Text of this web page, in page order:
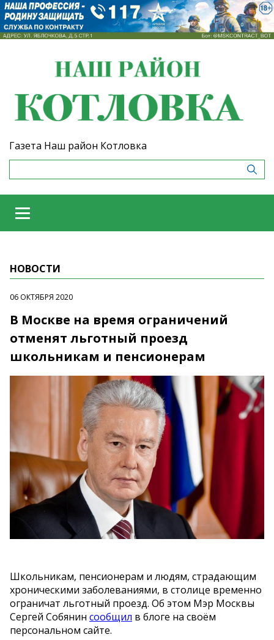
Газета Наш район Котловка
НОВОСТИ
06 ОКТЯБРЯ 2020
В Москве на время ограничений
отменят льготный проезд
школьникам и пенсионерам
Школьникам, пенсионерам и людям, страдающим
хроническими заболеваниями, в столице временно
ограничат льготный проезд. Об этом Мэр Москвы
Сергей Собянин сообщил в блоге на своём
персональном сайте.